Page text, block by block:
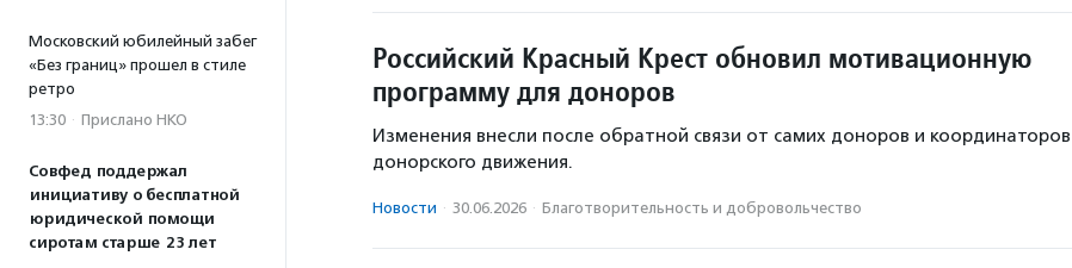
Московский юбилейный забег
«Без границ» прошел в стиле
ретро
13:30 · Прислано НКО
Совфед поддержал
инициативу о бесплатной
юридической помощи
сиротам старше 23 лет
Российский Красный Крест обновил мотивационную
программу для доноров
Изменения внесли после обратной связи от самих доноров и координаторов
донорского движения.
Новости · 30.06.2026 · Благотвори­тель­ность и доброволь­чест­во